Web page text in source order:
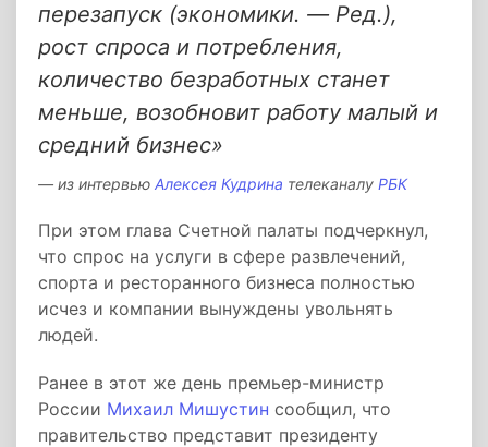
перезапуск (экономики. ― Ред.),
рост спроса и потребления,
количество безработных станет
меньше, возобновит работу малый и
средний бизнес»
из интервью Алексея Кудрина телеканалу РБК
При этом глава Счетной палаты подчеркнул,
что спрос на услуги в сфере развлечений,
спорта и ресторанного бизнеса полностью
исчез и компании вынуждены увольнять
людей.
Ранее в этот же день премьер-министр
России Михаил Мишустин сообщил, что
правительство представит президенту